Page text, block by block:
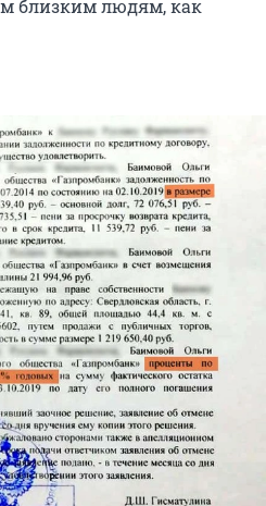
близким людям, как